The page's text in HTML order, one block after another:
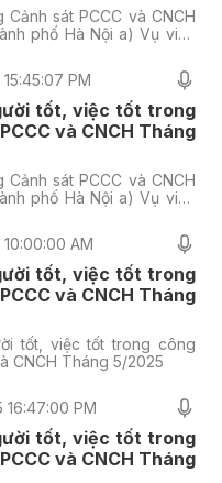
Cảnh sát PCCC và CNCH
phố Hà Nội a) Vụ việc
PM
tốt, việc tốt trong
và CNCH Tháng
Cảnh sát PCCC và CNCH
phố Hà Nội a) Vụ việc
AM
tốt, việc tốt trong
và CNCH Tháng
tốt, việc tốt trong công
CNCH Tháng 5/2025
PM
tốt, việc tốt trong
và CNCH Tháng